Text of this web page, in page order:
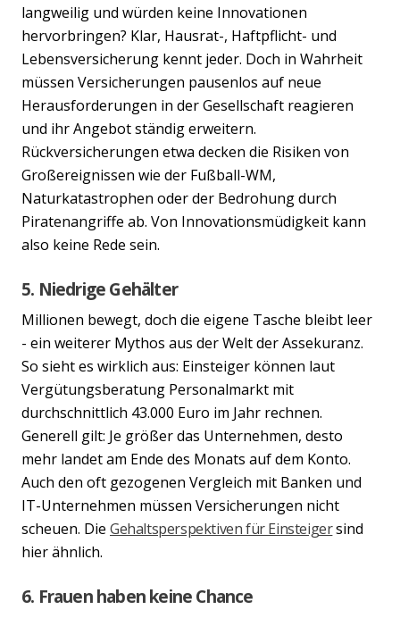
langweilig und würden keine Innovationen
hervorbringen? Klar, Hausrat-, Haftpflicht- und
Lebensversicherung kennt jeder. Doch in Wahrheit
müssen Versicherungen pausenlos auf neue
Herausforderungen in der Gesellschaft reagieren
und ihr Angebot ständig erweitern.
Rückversicherungen etwa decken die Risiken von
Großereignissen wie der Fußball-WM,
Naturkatastrophen oder der Bedrohung durch
Piratenangriffe ab. Von Innovationsmüdigkeit kann
also keine Rede sein.
5. Niedrige Gehälter
Millionen bewegt, doch die eigene Tasche bleibt leer
- ein weiterer Mythos aus der Welt der Assekuranz.
So sieht es wirklich aus: Einsteiger können laut
Vergütungsberatung Personalmarkt mit
durchschnittlich 43.000 Euro im Jahr rechnen.
Generell gilt: Je größer das Unternehmen, desto
mehr landet am Ende des Monats auf dem Konto.
Auch den oft gezogenen Vergleich mit Banken und
IT-Unternehmen müssen Versicherungen nicht
scheuen. Die Gehaltsperspektiven für Einsteigersind
hier ähnlich.
6. Frauen haben keine Chance